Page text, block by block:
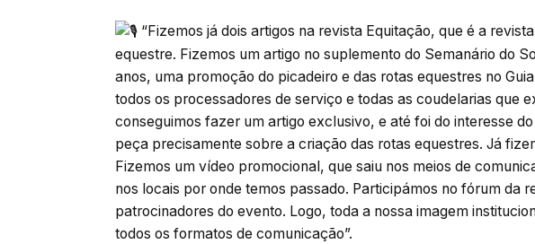
“Fizemos já dois artigos na revista Equitação, que é a
equestre. Fizemos um artigo no suplemento do Semanário do
anos, uma promoção do picadeiro e das rotas equestres no
todos os processadores de serviço e todas as coudelarias que
conseguimos fazer um artigo exclusivo, e até foi do interesse
peça precisamente sobre a criação das rotas equestres. Já
Fizemos um vídeo promocional, que saiu nos meios de
nos locais por onde temos passado. Participámos no fórum da
patrocinadores do evento. Logo, toda a nossa imagem
todos os formatos de comunicação”.